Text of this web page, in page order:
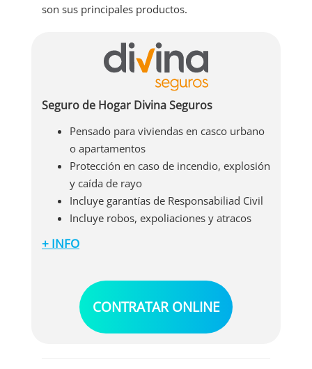
son sus principales productos.
Seguro de Hogar Divina Seguros
Pensado para viviendas en casco urbano
o apartamentos
Protección en caso de incendio, explosión
y caída de rayo
Incluye garantías de Responsabiliad Civil
Incluye robos, expoliaciones y atracos
Además de las coberturas indicadas, esta póliza
Defensa jurídica
Protección de bienes refrigerados
Inhabilitabilidad y/o pago de alquileres.
Roturas de cristales o lozas sanitarias.
+ INFO
CONTRATAR ONLINE